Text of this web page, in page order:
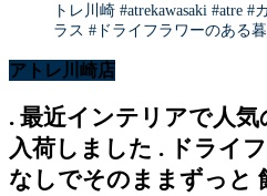
トレ川崎 #atrekawasaki #atre
ラス #ドライフラワーのある
アトレ川崎店
. 最近インテリアで人
入荷しました . ドライ
なしでそのままずっと